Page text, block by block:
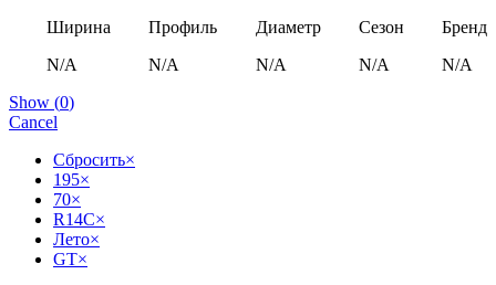
Ширина
N/A
Профиль
N/A
Диаметр
N/A
Сезон
N/A
Бренд
N/A
Show (0)
Cancel
Сбросить×
195×
70×
R14C×
Лето×
GT×